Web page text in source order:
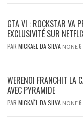
GTA VI : ROCKSTAR VA
EXCLUSIVITÉ SUR
PAR MICKAËL DA SILVA NONE6
WERENOI FRANCHIT LA
AVEC PYRAMIDE
PAR MICKAËL DA SILVA NONE6